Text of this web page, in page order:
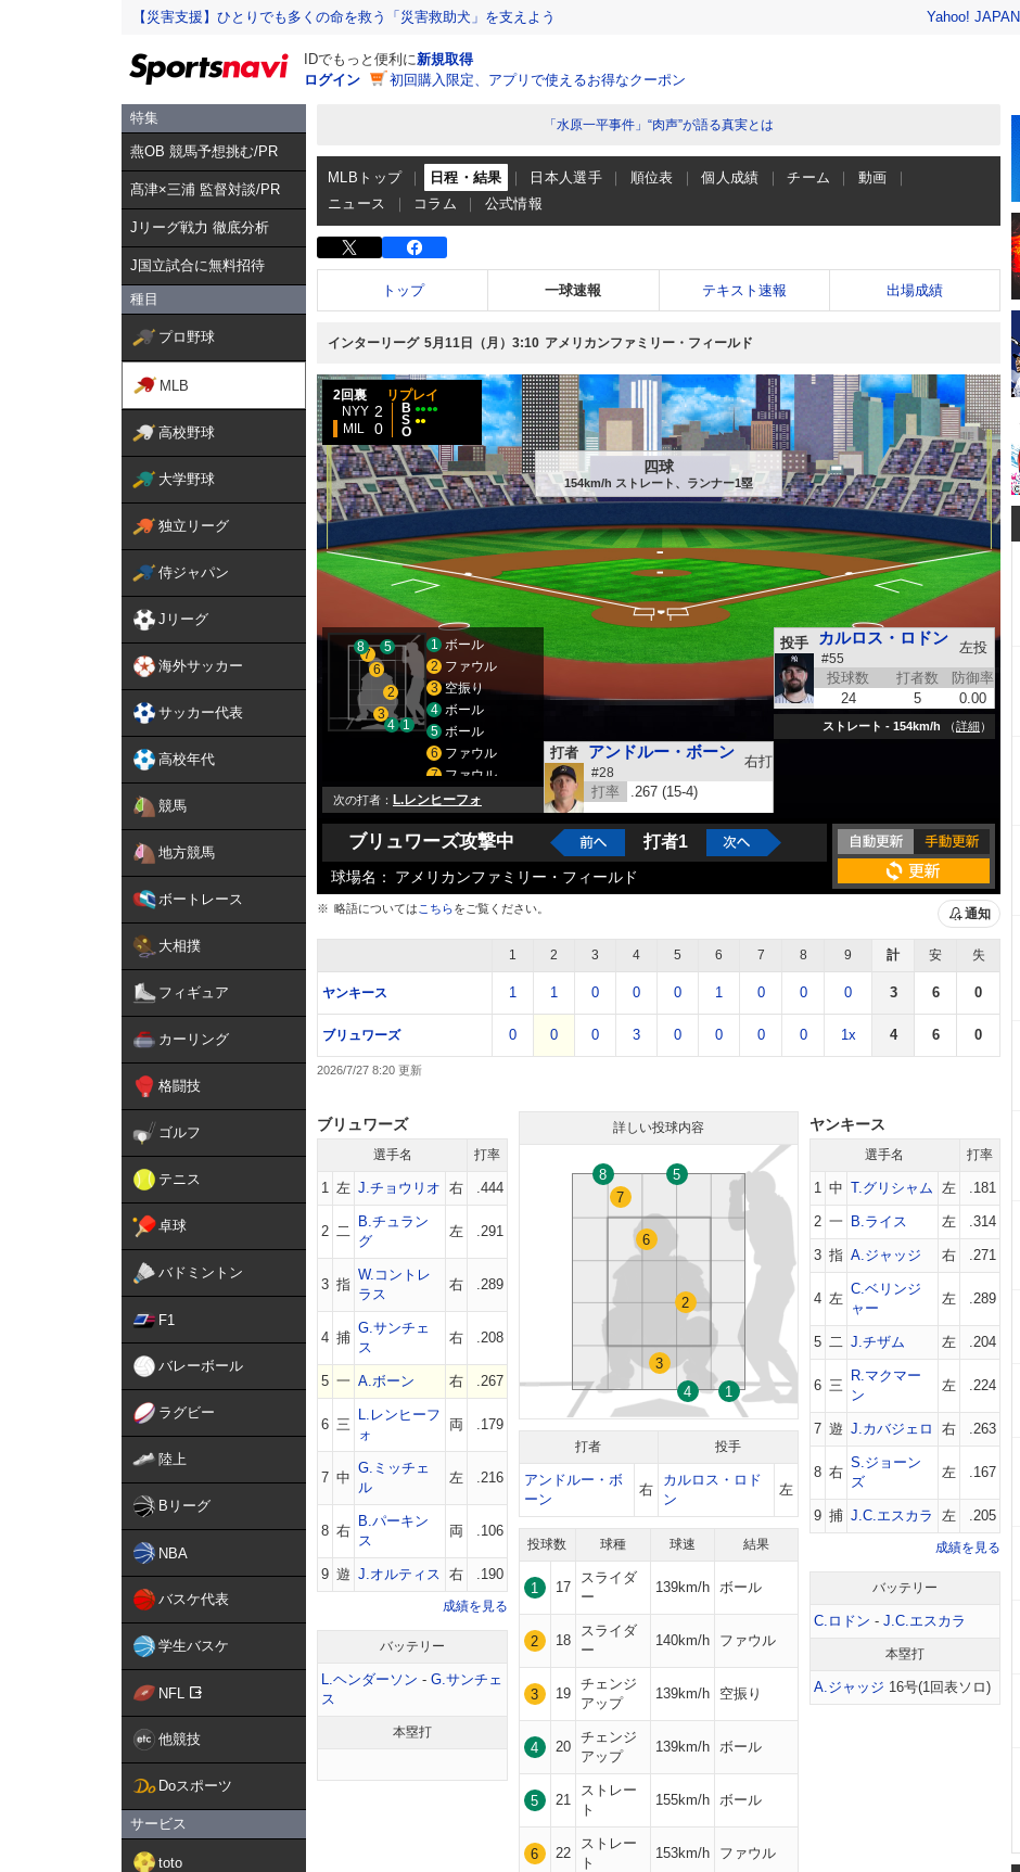
【災害支援】ひとりでも多くの命を救う「災害救助犬」を支えよう Yahoo! JAPAN
IDでもっと便利に新規取得
ログイン
初回購入限定、アプリで使えるお得なクーポン
特集
燕OB 競馬予想挑む/PR
髙津×三浦 監督対談/PR
Jリーグ戦力 徹底分析
J国立試合に無料招待
種目
プロ野球
MLB
高校野球
大学野球
独立リーグ
侍ジャパン
Jリーグ
海外サッカー
サッカー代表
高校年代
競馬
地方競馬
ボートレース
大相撲
フィギュア
カーリング
格闘技
ゴルフ
テニス
卓球
バドミントン
F1
バレーボール
ラグビー
陸上
Bリーグ
NBA
バスケ代表
学生バスケ
NFL
他競技
Doスポーツ
サービス
toto
「水原一平事件」“肉声”が語る真実とは
MLBトップ 日程・結果 日本人選手 順位表 個人成績 チーム
動画
ニュース
コラム 公式情報
トップ 一球速報 テキスト速報 出場成績
インターリーグ 5月11日（月） 3:10 アメリカンファミリー・フィールド
2回裏
リプレイ
NYY 2
MIL 0
B ●●●●
S ●●
O
四球
154km/h ストレート、ランナー1塁
1
2
3
4
5
6
7
8 1 ボール
2 ファウル
3 空振り
4 ボール
5 ボール
6 ファウル
7 ファウル
8 四球
次の打者 L.レンヒーフォ
打者 アンドルー・ボーン
#28
右打
打率
.267 (15-4)
投手 カルロス・ロドン
#55
左投
投球数
打者数
防御率
24
5 0.00
ストレート - 154km/h （詳細）
ブリュワーズ攻撃中 打者1
球場名： アメリカンファミリー・フィールド
略語については こちらをご覧ください。 通知
1 2 3 4 5 6 7 8 9 計 安 失
ヤンキース 1 1 0 0 0 1 0 0 0 3 6 0
ブリュワーズ 0 0 0 3 0 0 0 0 1x 4 6 0
2026/7/27 8:20
ブリュワーズ
選手名 打率
1 左 J.チョウリオ 右 .444
2 二
B.チュラン
グ
左 .291
3 指
W.コントレ
ラス
右 .289
4 捕
G.サンチェ
ス
右 .208
5 一 A.ボーン 右 .267
6 三
L.レンヒーフ
ォ
両 .179
7 中
G.ミッチェ
ル
左 .216
8 右
B.パーキン
ス
両 .106
9 遊 J.オルティス 右 .190
成績を見る
バッテリー
L.ヘンダーソン - G.サンチェ
ス
本塁打
詳しい投球内容
1
2
3
4
5
6
7
8
打者 投手
アンドルー・ボ
ーン
右
カルロス・ロド
ン
左
投球数 球種 球速 結果
1 17
スライダ
ー
139km/h ボール
2 18
スライダ
ー
140km/h ファウル
3 19
チェンジ
アップ
139km/h 空振り
4 20
チェンジ
アップ
139km/h ボール
5 21
ストレー
ト
155km/h ボール
6 22
ストレー
ト
153km/h ファウル
ヤンキース
選手名 打率
1 中 T.グリシャム 左 .181
2 一 B.ライス 左 .314
3 指 A.ジャッジ 右 .271
4 左
C.ベリンジ
ャー
左 .289
5 二 J.チザム 左 .204
6 三
R.マクマー
ン
左 .224
7 遊 J.カバジェロ 右 .263
8 右
S.ジョーン
ズ
左 .167
9 捕 J.C.エスカラ 左 .205
成績を見る
バッテリー
C.ロドン - J.C.エスカラ
本塁打
A.ジャッジ 16号(1回表ソロ)